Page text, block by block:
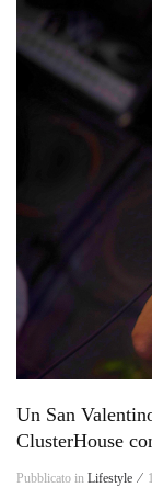
Un San
ClusterHouse
Pubblicato in Lifestyle ⁄